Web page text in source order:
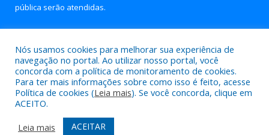
pública serão atendidas.
Todos os direitos reservados a Prefeitura Municipal de Soure.
Mapa do Site
Acessar Área Administrativa
Nós usamos cookies para melhorar sua experiência de
navegação no portal. Ao utilizar nosso portal, você
concorda com a política de monitoramento de cookies.
Para ter mais informações sobre como isso é feito, acesse
Política de cookies (Leia mais). Se você concorda, clique em
ACEITO.
Leia mais
ACEITAR